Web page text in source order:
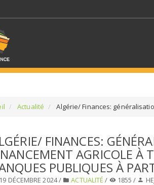
SÉLECTIONNEZ UN/DES
SELECTIONNEZ UNE
Actualité Algérie/ Finances:
FINANCES:
AGRICOLE À
PUBLIQUES À
19 DÉCEMBRE 2024 / ACTUALITÉ / 1855 /